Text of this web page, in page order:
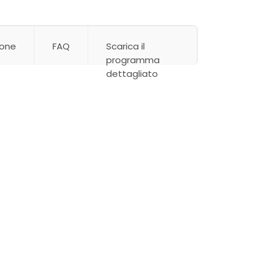
FAQ
Scarica il
programma
dettagliato